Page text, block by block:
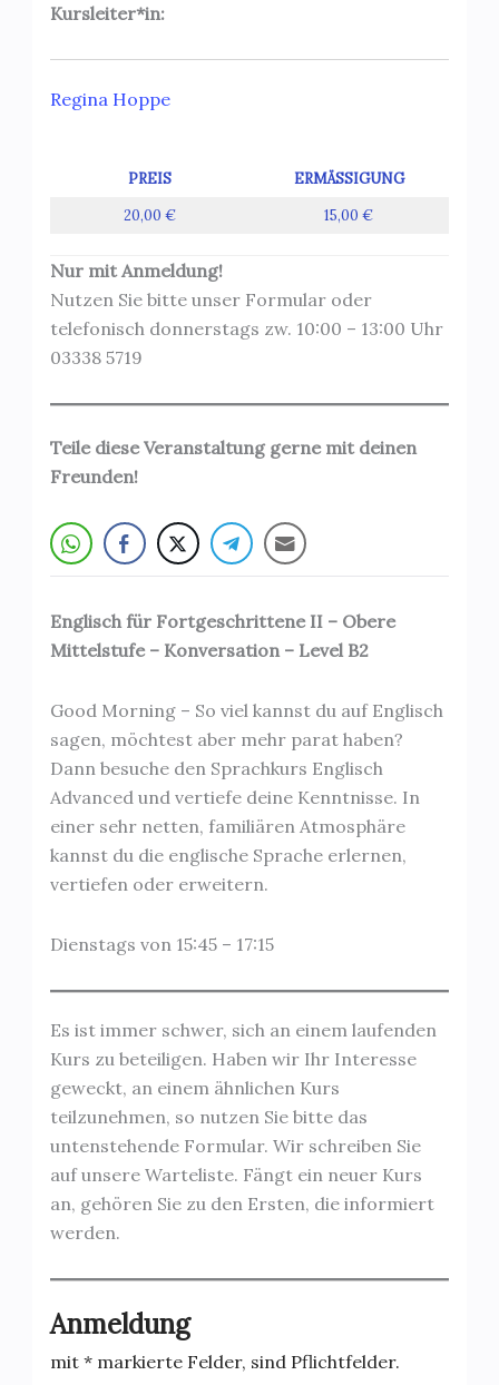
Kursleiter*in:
Regina Hoppe
PREIS
ERMÄSSIGUNG
20,00 €
15,00 €
Nur mit Anmeldung!
Nutzen Sie bitte unser Formular oder
telefonisch donnerstags zw. 10:00 – 13:00 Uhr
03338 5719
Teile diese Veranstaltung gerne mit deinen
Freunden!
Englisch für Fortgeschrittene II – Obere
Mittelstufe – Konversation – Level B2
Good Morning – So viel kannst du auf Englisch
sagen, möchtest aber mehr parat haben?
Dann besuche den Sprachkurs Englisch
Advanced und vertiefe deine Kenntnisse. In
einer sehr netten, familiären Atmosphäre
kannst du die englische Sprache erlernen,
vertiefen oder erweitern.
Dienstags von 15:45 – 17:15
Es ist immer schwer, sich an einem laufenden
Kurs zu beteiligen. Haben wir Ihr Interesse
geweckt, an einem ähnlichen Kurs
teilzunehmen, so nutzen Sie bitte das
untenstehende Formular. Wir schreiben Sie
auf unsere Warteliste. Fängt ein neuer Kurs
an, gehören Sie zu den Ersten, die informiert
werden.
Anmeldung
mit * markierte Felder, sind Pflichtfelder.